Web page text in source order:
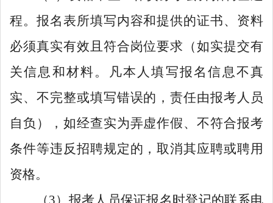
程。报名表所填写内容和提供的证书、资料
必须真实有效且符合岗位要求（如实提交有
关信息和材料。凡本人填写报名信息不真
实、不完整或填写错误的，责任由报考人员
自负），如经查实为弄虚作假、不符合报考
条件等违反招聘规定的，取消其应聘或聘用
资格。
（3）报考人员保证报名时登记的联系电